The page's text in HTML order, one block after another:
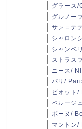
グラース/
グルノー
サン＝テ
シャロン
シャンベ
ストラス
ニース/
パリ/
ビオット/
ペルージ
ボーヌ/
マントン/